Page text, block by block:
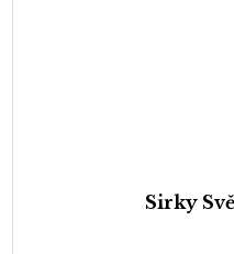
Sirky